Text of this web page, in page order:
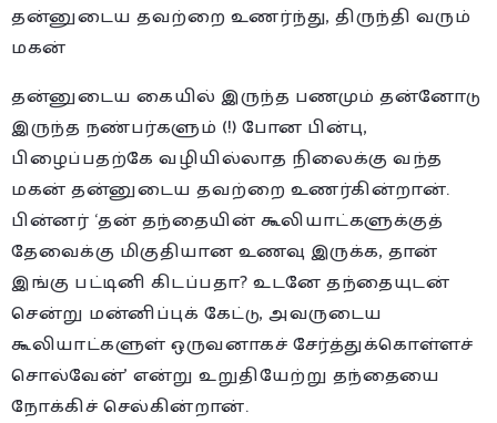
தன்னுடைய தவற்றை உணர்ந்து, திருந்தி வரும்
மகன்
தன்னுடைய கையில் இருந்த பணமும் தன்னோடு
இருந்த நண்பர்களும் (!) போன பின்பு,
பிழைப்பதற்கே வழியில்லாத நிலைக்கு வந்த
மகன் தன்னுடைய தவற்றை உணர்கின்றான்.
பின்னர் ‘தன் தந்தையின் கூலியாட்களுக்குத்
தேவைக்கு மிகுதியான உணவு இருக்க, தான்
இங்கு பட்டினி கிடப்பதா? உடனே தந்தையுடன்
சென்று மன்னிப்புக் கேட்டு, அவருடைய
கூலியாட்களுள் ஒருவனாகச் சேர்த்துக்கொள்ளச்
சொல்வேன்’ என்று உறுதியேற்று தந்தையை
நோக்கிச் செல்கின்றான்.